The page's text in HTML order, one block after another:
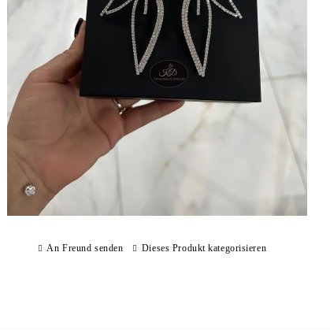
An Freund senden Dieses Produkt kategorisieren